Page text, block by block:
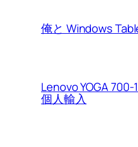
俺と Windows
Lenovo YOGA 700-
個人輸入